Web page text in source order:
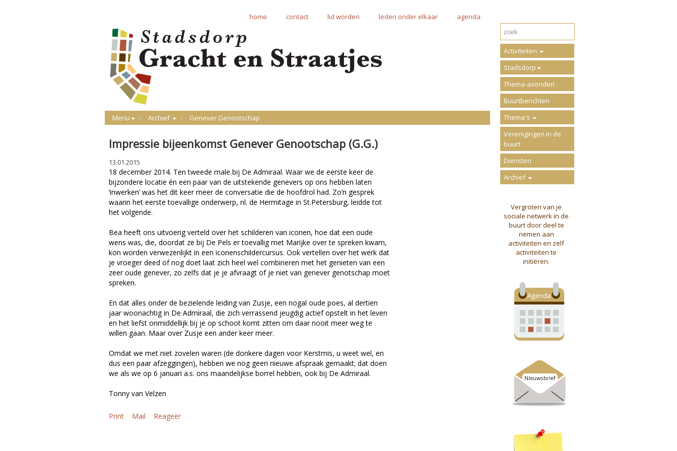
home contact lid worden leden onder elkaar agenda
Menu Archief Genever Genootschap
Impressie bijeenkomst Genever Genootschap (G.G.)
13.01.2015
18 december 2014. Ten tweede male bij De Admiraal. Waar we de eerste keer de
bijzondere locatie én een paar van de uitstekende genevers op ons hebben laten
‘inwerken’ was het dit keer meer de conversatie die de hoofdrol had. Zo’n gesprek
waarin het eerste toevallige onderwerp, nl. de Hermitage in St.Petersburg, leidde tot
het volgende.
Bea heeft ons uitvoerig verteld over het schilderen van iconen, hoe dat een oude
wens was, die, doordat ze bij De Pels er toevallig met Marijke over te spreken kwam,
kon worden verwezenlijkt in een iconenschildercursus. Ook vertellen over het werk dat
je vroeger deed of nog doet laat zich heel wel combineren met het genieten van een
zeer oude genever, zo zelfs dat je je afvraagt of je niet van genever genotschap moet
spreken.
En dat alles onder de bezielende leiding van Zusje, een nogal oude poes, al dertien
jaar woonachtig in De Admiraal, die zich verrassend jeugdig actief opstelt in het leven
en het liefst onmiddellijk bij je op schoot komt zitten om daar nooit meer weg te
willen gaan. Maar over Zusje een ander keer meer.
Omdat we met niet zovelen waren (de donkere dagen voor Kerstmis, u weet wel, en
dus een paar afzeggingen), hebben we nog geen nieuwe afspraak gemaakt; dat doen
we als we op 6 januari a.s. ons maandelijkse borrel hebben, ook bij De Admiraal.
Tonny van Velzen
Print Mail Reageer
Activiteiten
Stadsdorp
Thema-avonden
Buurtberichten
Thema's
Verenigingen in de
buurt
Diensten
Archief
Vergroten van je
sociale netwerk in de
buurt door deel te
nemen aan
activiteiten en zelf
activiteiten te
initiëren.